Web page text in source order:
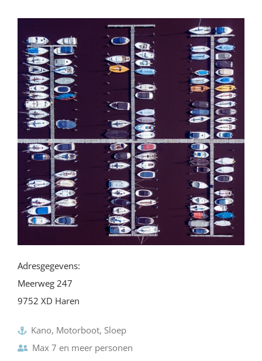
Adresgegevens:
Meerweg 247
9752 XD Haren
Kano, Motorboot, Sloep
Max 7 en meer personen